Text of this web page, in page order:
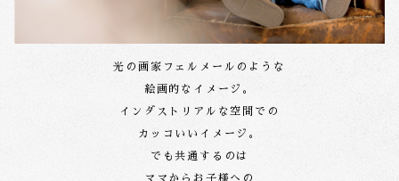
光の画家フェルメールのような
絵画的なイメージ。
インダストリアルな空間での
カッコいいイメージ。
でも共通するのは
ママからお子様への